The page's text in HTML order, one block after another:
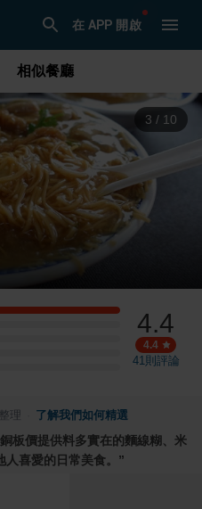
在 APP 開啟
相似餐廳
3 / 10
4.4
4.4
41則評論
理 了解我們如何精選
板價提供料多實在的麵線糊、米
喜愛的日常美食。 ”